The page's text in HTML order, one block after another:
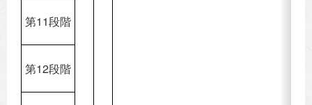
第11段階
第12段階